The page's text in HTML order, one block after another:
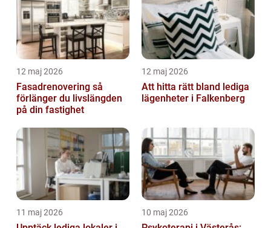
12 maj 2026
Fasadrenovering så
förlänger du livslängden
på din fastighet
12 maj 2026
Att hitta rätt bland lediga
lägenheter i Falkenberg
11 maj 2026 10 maj 2026